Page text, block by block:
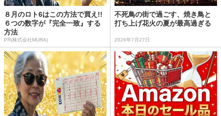
８月のロト6はこの方法で買え!!
６つの数字が『完全一致』する
方法
PR(株式会社MURA)
不死鳥の街で過ごす、焼き鳥と
打ち上げ花火の夏が最高過ぎる
2026年7月27日